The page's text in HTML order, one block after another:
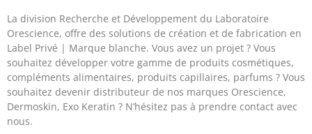
La division Recherche et Développement du Laboratoire
Orescience, offre des solutions de création et de fabrication en
Label Privé | Marque blanche. Vous avez un projet ? Vous
souhaitez développer votre gamme de produits cosmétiques,
compléments alimentaires, produits capillaires, parfums ? Vous
souhaitez devenir distributeur de nos marques Orescience,
Dermoskin, Exo Keratin ? N’hésitez pas à prendre contact avec
nous.